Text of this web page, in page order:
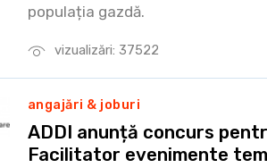
vizualizări: 37522
populația gazdă.
angajări & joburi
ADDI anunță concurs
Facilitator evenimente